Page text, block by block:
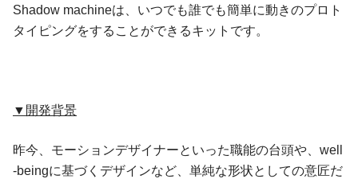
Shadow machineは、いつでも誰でも簡単に動きのプロト
タイピングをすることができるキットです。
▼開発背景
昨今、モーションデザイナーといった職能の台頭や、well
-beingに基づくデザインなど、単純な形状としての意匠だ